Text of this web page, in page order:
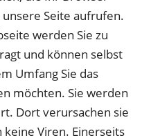
Seite aufrufen.
werden Sie zu
und können selbst
Umfang Sie das
möchten. Sie werden
Dort verursachen sie
Viren. Einerseits